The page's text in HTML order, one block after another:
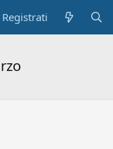
Registrati